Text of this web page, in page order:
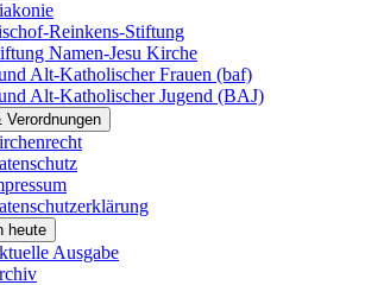
Reinkens-Stiftung
Namen-Jesu Kirche
Alt-Katholischer Frauen (baf)
Alt-Katholischer Jugend (BAJ)
Verordnungen
heute
Ausgabe